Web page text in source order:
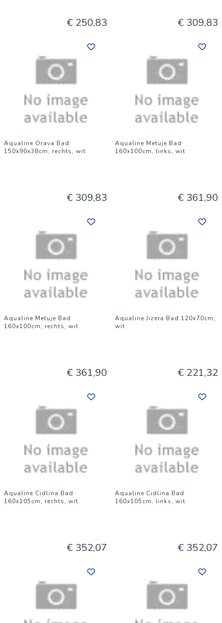
€ 250,83 € 309,83
Aqualine Orava Bad
150x90x38cm, rechts, wit
€ 309,83
Aqualine Metuje Bad
160x100cm, links, wit
€ 361,90
Aqualine Metuje Bad
160x100cm, rechts, wit
€ 361,90
Aqualine Jizera Bad 120x70cm,
wit
€ 221,32
Aqualine Cidlina Bad
160x105cm, rechts, wit
€ 352,07
Aqualine Cidlina Bad
160x105cm, links, wit
€ 352,07